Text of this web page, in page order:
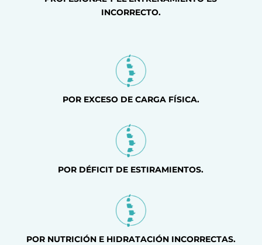
INCORRECTO.
POR EXCESO DE CARGA FÍSICA.
POR DÉFICIT DE ESTIRAMIENTOS.
POR NUTRICIÓN E HIDRATACIÓN INCORRECTAS.